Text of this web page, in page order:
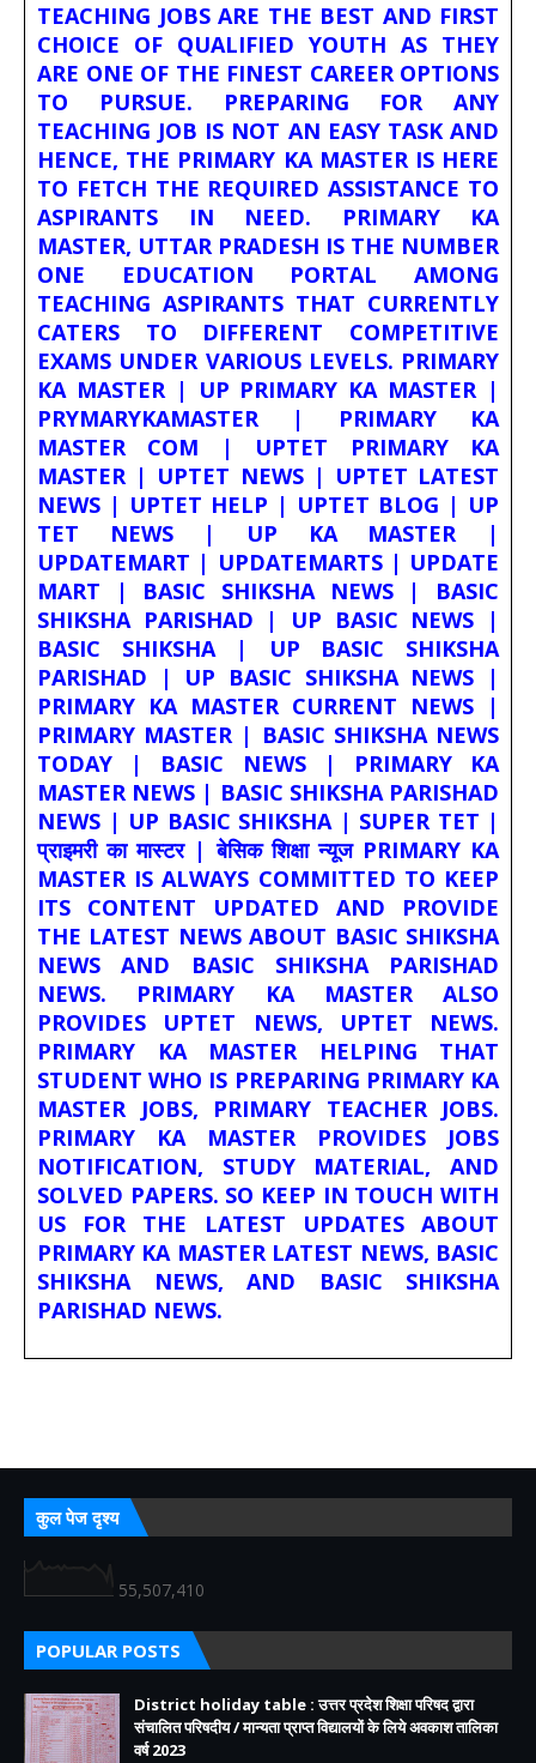
TEACHING JOBS ARE THE BEST AND FIRST
CHOICE OF QUALIFIED YOUTH AS THEY
ARE ONE OF THE FINEST CAREER OPTIONS
TO PURSUE. PREPARING FOR ANY
TEACHING JOB IS NOT AN EASY TASK AND
HENCE, THE PRIMARY KA MASTER IS HERE
TO FETCH THE REQUIRED ASSISTANCE TO
ASPIRANTS IN NEED. PRIMARY KA
MASTER, UTTAR PRADESH IS THE NUMBER
ONE EDUCATION PORTAL AMONG
TEACHING ASPIRANTS THAT CURRENTLY
CATERS TO DIFFERENT COMPETITIVE
EXAMS UNDER VARIOUS LEVELS. PRIMARY
KA MASTER | UP PRIMARY KA MASTER |
PRYMARYKAMASTER | PRIMARY KA
MASTER COM | UPTET PRIMARY KA
MASTER | UPTET NEWS | UPTET LATEST
NEWS | UPTET HELP | UPTET BLOG | UP
TET NEWS | UP KA MASTER |
UPDATEMART | UPDATEMARTS | UPDATE
MART | BASIC SHIKSHA NEWS | BASIC
SHIKSHA PARISHAD | UP BASIC NEWS |
BASIC SHIKSHA | UP BASIC SHIKSHA
PARISHAD | UP BASIC SHIKSHA NEWS |
PRIMARY KA MASTER CURRENT NEWS |
PRIMARY MASTER | BASIC SHIKSHA NEWS
TODAY | BASIC NEWS | PRIMARY KA
MASTER NEWS | BASIC SHIKSHA PARISHAD
NEWS | UP BASIC SHIKSHA | SUPER TET |
प्राइमरी का मास्टर | बेसिक शिक्षा न्यूज PRIMARY KA
MASTER IS ALWAYS COMMITTED TO KEEP
ITS CONTENT UPDATED AND PROVIDE
THE LATEST NEWS ABOUT BASIC SHIKSHA
NEWS AND BASIC SHIKSHA PARISHAD
NEWS. PRIMARY KA MASTER ALSO
PROVIDES UPTET NEWS, UPTET NEWS.
PRIMARY KA MASTER HELPING THAT
STUDENT WHO IS PREPARING PRIMARY KA
MASTER JOBS, PRIMARY TEACHER JOBS.
PRIMARY KA MASTER PROVIDES JOBS
NOTIFICATION, STUDY MATERIAL, AND
SOLVED PAPERS. SO KEEP IN TOUCH WITH
US FOR THE LATEST UPDATES ABOUT
PRIMARY KA MASTER LATEST NEWS, BASIC
SHIKSHA NEWS, AND BASIC SHIKSHA
PARISHAD NEWS.
कुल पेज दृश्य
55,507,410
POPULAR POSTS
District holiday table : उत्तर प्रदेश शिक्षा परिषद द्वारा
संचालित परिषदीय / मान्यता प्राप्त विद्यालयों के लिये अवकाश तालिका
वर्ष 2023